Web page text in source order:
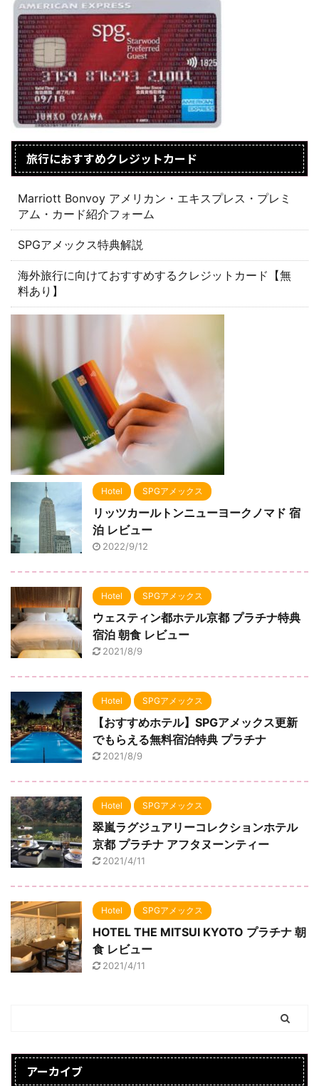
旅行におすすめクレジットカード
Marriott Bonvoy アメリカン・エキスプレス・プレミ
アム・カード紹介フォーム
SPGアメックス特典解説
海外旅行に向けておすすめするクレジットカード【無
料あり】
Hotel SPGアメックス
リッツカールトンニューヨークノマド 宿
泊 レビュー
2022/9/12
Hotel SPGアメックス
ウェスティン都ホテル京都 プラチナ特典
宿泊 朝食 レビュー
2021/8/9
Hotel SPGアメックス
【おすすめホテル】SPGアメックス更新
でもらえる無料宿泊特典 プラチナ
2021/8/9
Hotel SPGアメックス
翠嵐ラグジュアリーコレクションホテル
京都 プラチナ アフタヌーンティー
2021/4/11
Hotel SPGアメックス
HOTEL THE MITSUI KYOTO プラチナ 朝
食 レビュー
2021/4/11
アーカイブ